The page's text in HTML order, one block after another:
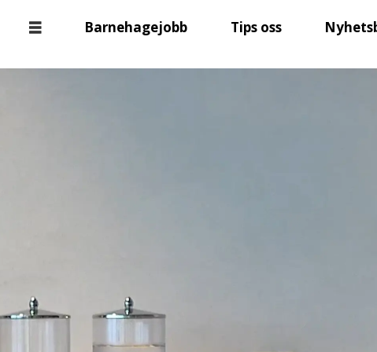
Barnehagejobb Tips oss